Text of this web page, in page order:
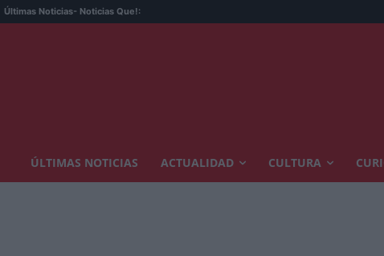
Últimas Noticias- Noticias Que!:
ÚLTIMAS NOTICIAS ACTUALIDAD CULTURA